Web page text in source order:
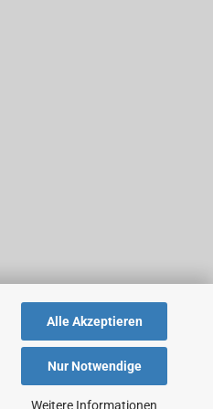
Alle Akzeptieren
Nur Notwendige
Weitere Informationen